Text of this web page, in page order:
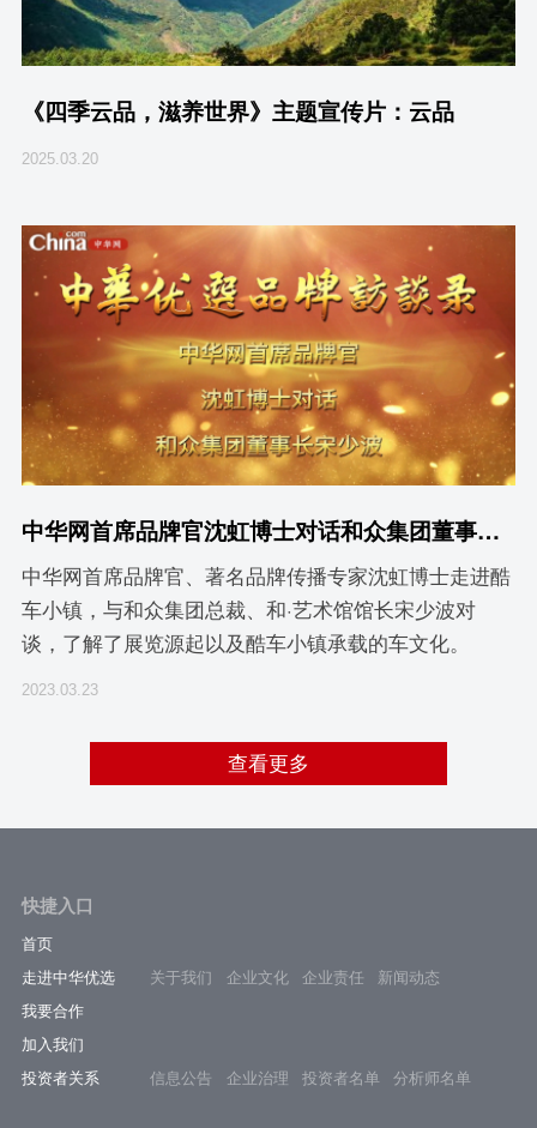
《四季云品，滋养世界》主题宣传片：云品
2025.03.20
中华网首席品牌官沈虹博士对话和众集团董事长宋少波
中华网首席品牌官、著名品牌传播专家沈虹博士走进酷
车小镇，与和众集团总裁、和·艺术馆馆长宋少波对
谈，了解了展览源起以及酷车小镇承载的车文化。
2023.03.23
查看更多
快捷入口
首页
走进中华优选
关于我们 企业文化 企业责任
新闻动态
我要合作
加入我们
投资者关系
信息公告 企业治理 投资者名单 分析师名单